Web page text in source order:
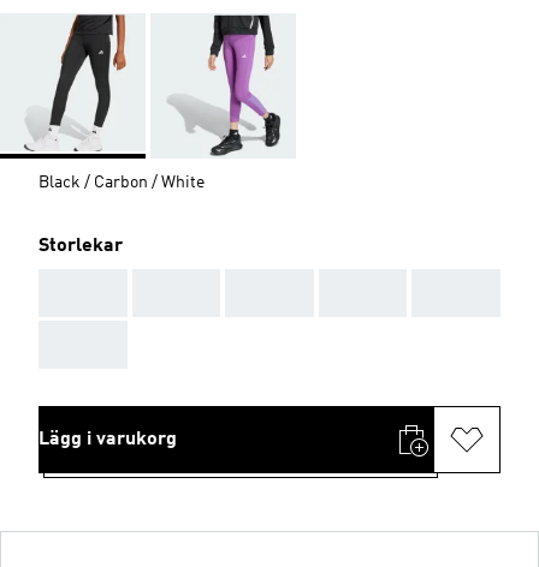
Black / Carbon / White
Storlekar
Lägg i varukorg